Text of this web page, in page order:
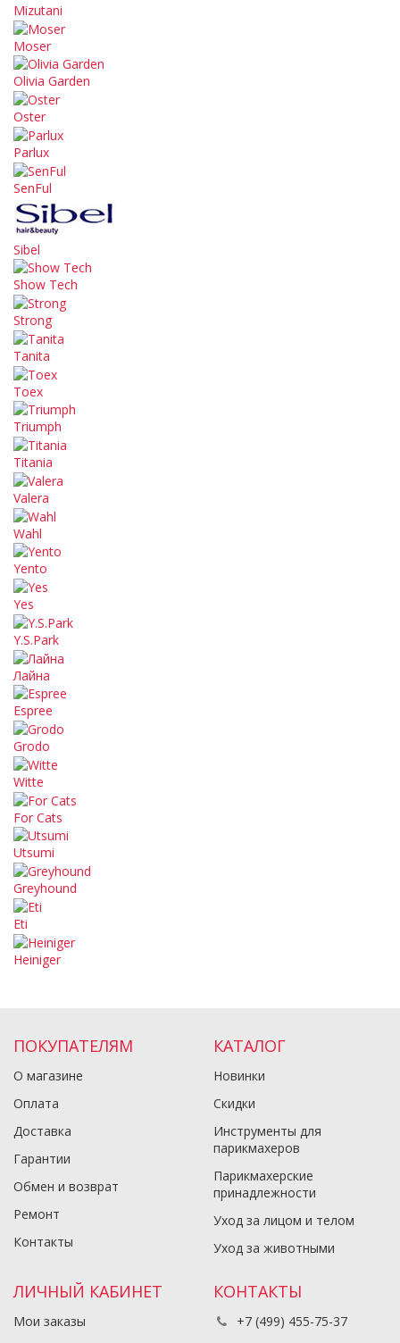
Mizutani
Moser
Olivia Garden
Oster
Parlux
SenFul
Sibel
Show Tech
Strong
Tanita
Toex
Triumph
Titania
Valera
Wahl
Yento
Yes
Y.S.Park
Лайна
Espree
Grodo
Witte
For Cats
Utsumi
Greyhound
Eti
Heiniger
ПОКУПАТЕЛЯМ
О магазине
Оплата
Доставка
Гарантии
Обмен и возврат
Ремонт
Контакты
КАТАЛОГ
Новинки
Скидки
Инструменты для
парикмахеров
Парикмахерские
принадлежности
Уход за лицом и телом
Уход за животными
ЛИЧНЫЙ КАБИНЕТ
Мои заказы
КОНТАКТЫ
+7 (499) 455-75-37